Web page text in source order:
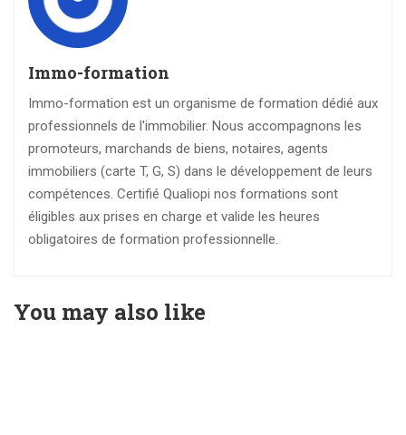
Immo-formation
Immo-formation est un organisme de formation dédié aux
professionnels de l'immobilier. Nous accompagnons les
promoteurs, marchands de biens, notaires, agents
immobiliers (carte T, G, S) dans le développement de leurs
compétences. Certifié Qualiopi nos formations sont
éligibles aux prises en charge et valide les heures
obligatoires de formation professionnelle.
You may also like